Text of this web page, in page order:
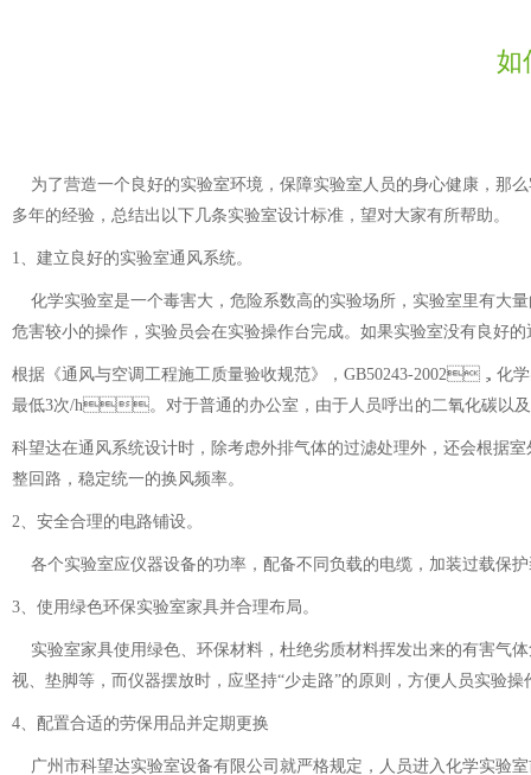
如
为了营造一个良好的实验室环境，保障实验室人员的身心健康，那
多年的经验，总结出以下几条实验室设计标准，望对大家有所帮助。
1、 建立良好的实验室通风系统。
化学实验室是一个毒害大，危险系数高的实验场所，实验室里有大
危害较小的操作，实验员会在实验操作台完成。如果实验室没有良好的通
根据《通风与空调工程施工质量验收规范》，GB50243-2002， 化
最低3次/h。对于普通的办公室，由于人员呼出的二氧化碳以及
科望达在通风系统设计时，除考虑外排气体的过滤处理外，还会根据
整回路，稳定统一的换风频率。
2、安全合理的电路铺设。
各个实验室应仪器设备的功率，配备不同负载的电缆，加装过载保护
3、 使用绿色环保实验室家具并合理布局。
实验室家具使用绿色、环保材料，杜绝劣质材料挥发出来的有害气体
视、垫脚等，而仪器摆放时，应坚持“少走路”的原则，方便人员实验操
4、 配置合适的劳保用品并定期更换
广州市科望达实验室设备有限公司就严格规定，人员进入化学实验室前